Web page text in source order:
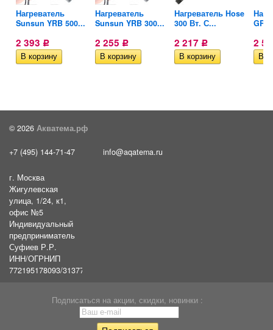
Нагреватель
Sunsun YRB 500...
2 393 Р
Нагреватель
Sunsun YRB 300...
2 255 Р
Нагреватель Hose
300 Вт. С...
2 217 Р
GR
2
© 2026 Акватема.рф
+7 (495) 144-71-47 info@aqatema.ru
г. Москва
Жигулевская
улица, 1/24, к1,
офис №5
Индивидуальный
предприниматель
Суфиев Р.Р.
ИНН/ОГРНИП
772195178093/31377461610054
Подписаться на акции, скидки, новинки :